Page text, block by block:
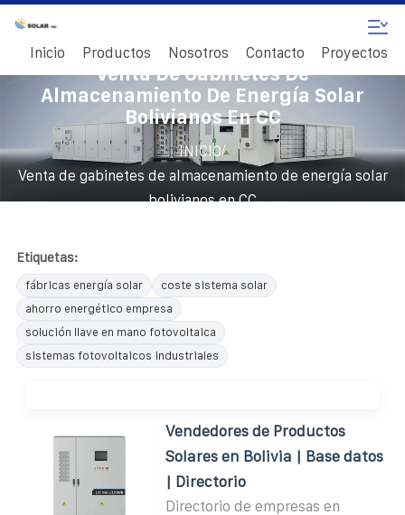
Inicio Productos Nosotros Contacto Proyectos
Venta De Gabinetes De
Almacenamiento De Energía Solar
Bolivianos En CC
INICIO/
Venta de gabinetes de almacenamiento de energía solar
bolivianos en CC
Etiquetas:
fábricas energía solar
coste sistema solar
ahorro energético empresa
solución llave en mano fotovoltaica
sistemas fotovoltaicos industriales
Vendedores de Productos
Solares en Bolivia | Base datos
| Directorio
Directorio de empresas en